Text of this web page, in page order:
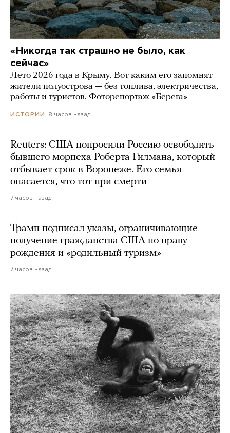
«Никогда так страшно не было, как
сейчас»
Лето 2026 года в Крыму. Вот каким его запомнят
жители полуострова — без топлива, электричества,
работы и туристов. Фоторепортаж «Берега»
ИСТОРИИ 8 часов назад
Reuters: США попросили Россию освободить
бывшего морпеха Роберта Гилмана, который
отбывает срок в Воронеже. Его семья
опасается, что тот при смерти
7 часов назад
Трамп подписал указы, ограничивающие
получение гражданства США по праву
рождения и «родильный туризм»
7 часов назад